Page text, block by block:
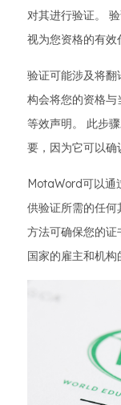
对其进行验证。
视为您资格的有效
验证可能涉及将
构会将您的资格
等效声明。 此步
要，因为它可以确
MotaWord可以通
供验证所需的任
方法可确保您的
国家的雇主和机构